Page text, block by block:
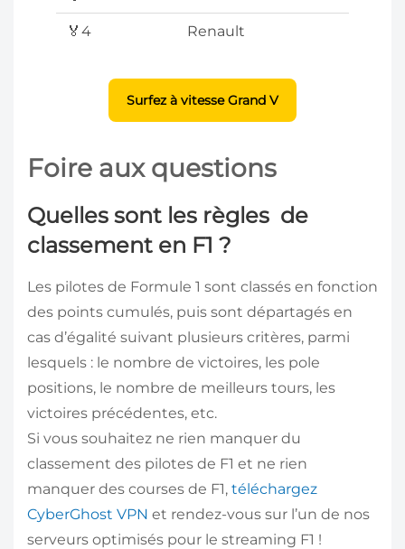
🏅4 Renault
Surfez à vitesse Grand V
Foire aux questions
Quelles sont les règles de
classement en F1 ?
Les pilotes de Formule 1 sont classés en fonction
des points cumulés, puis sont départagés en
cas d’égalité suivant plusieurs critères, parmi
lesquels : le nombre de victoires, les pole
positions, le nombre de meilleurs tours, les
victoires précédentes, etc.
Si vous souhaitez ne rien manquer du
classement des pilotes de F1 et ne rien
manquer des courses de F1, téléchargez
CyberGhost VPN et rendez-vous sur l’un de nos
serveurs optimisés pour le streaming F1 !